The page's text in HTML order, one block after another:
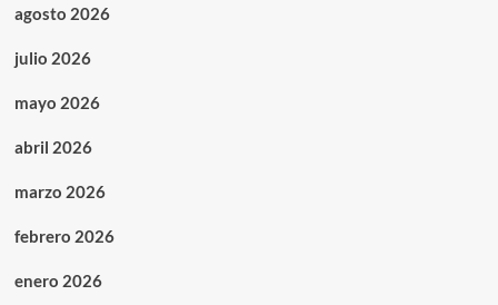
agosto 2026
julio 2026
mayo 2026
abril 2026
marzo 2026
febrero 2026
enero 2026